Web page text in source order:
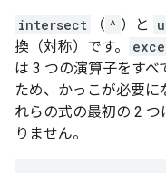
intersect （ ^ ）と
換（対称）です。
は 3 つの演算子をす
ため、かっこが必要に
れらの式の最初の 2
りません。